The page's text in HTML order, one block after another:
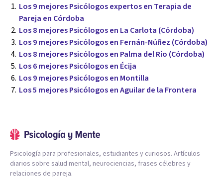
Los 9 mejores Psicólogos expertos en Terapia de
Pareja en Córdoba
Los 8 mejores Psicólogos en La Carlota (Córdoba)
Los 9 mejores Psicólogos en Fernán-Núñez (Córdoba)
Los 8 mejores Psicólogos en Palma del Río (Córdoba)
Los 6 mejores Psicólogos en Écija
Los 9 mejores Psicólogos en Montilla
Los 5 mejores Psicólogos en Aguilar de la Frontera
Psicología para profesionales, estudiantes y curiosos. Artículos
diarios sobre salud mental, neurociencias, frases célebres y
relaciones de pareja.